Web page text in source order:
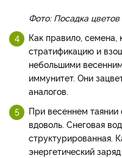
Фото: Посадка
Как правило,
стратификацию и
небольшими
иммунитет. Они
аналогов.
При весеннем таянии
вдоволь. Снеговая
структурированная.
энергетический